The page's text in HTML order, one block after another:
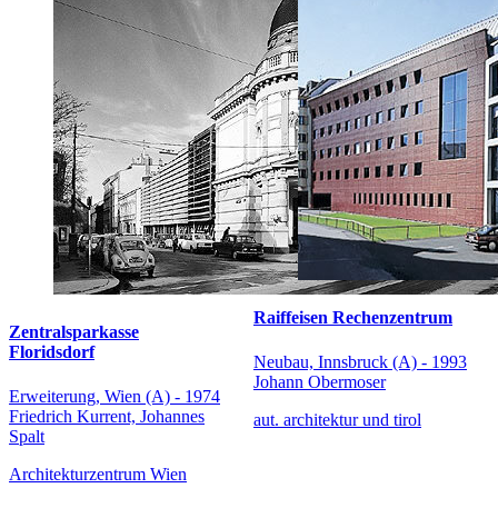
Zentralsparkasse
Floridsdorf
Erweiterung, Wien (A) - 1974
Friedrich Kurrent, Johannes
Spalt
Architekturzentrum Wien
Raiffeisen Rechenzentrum
Neubau, Innsbruck (A) - 1993
Johann Obermoser
aut. architektur und tirol